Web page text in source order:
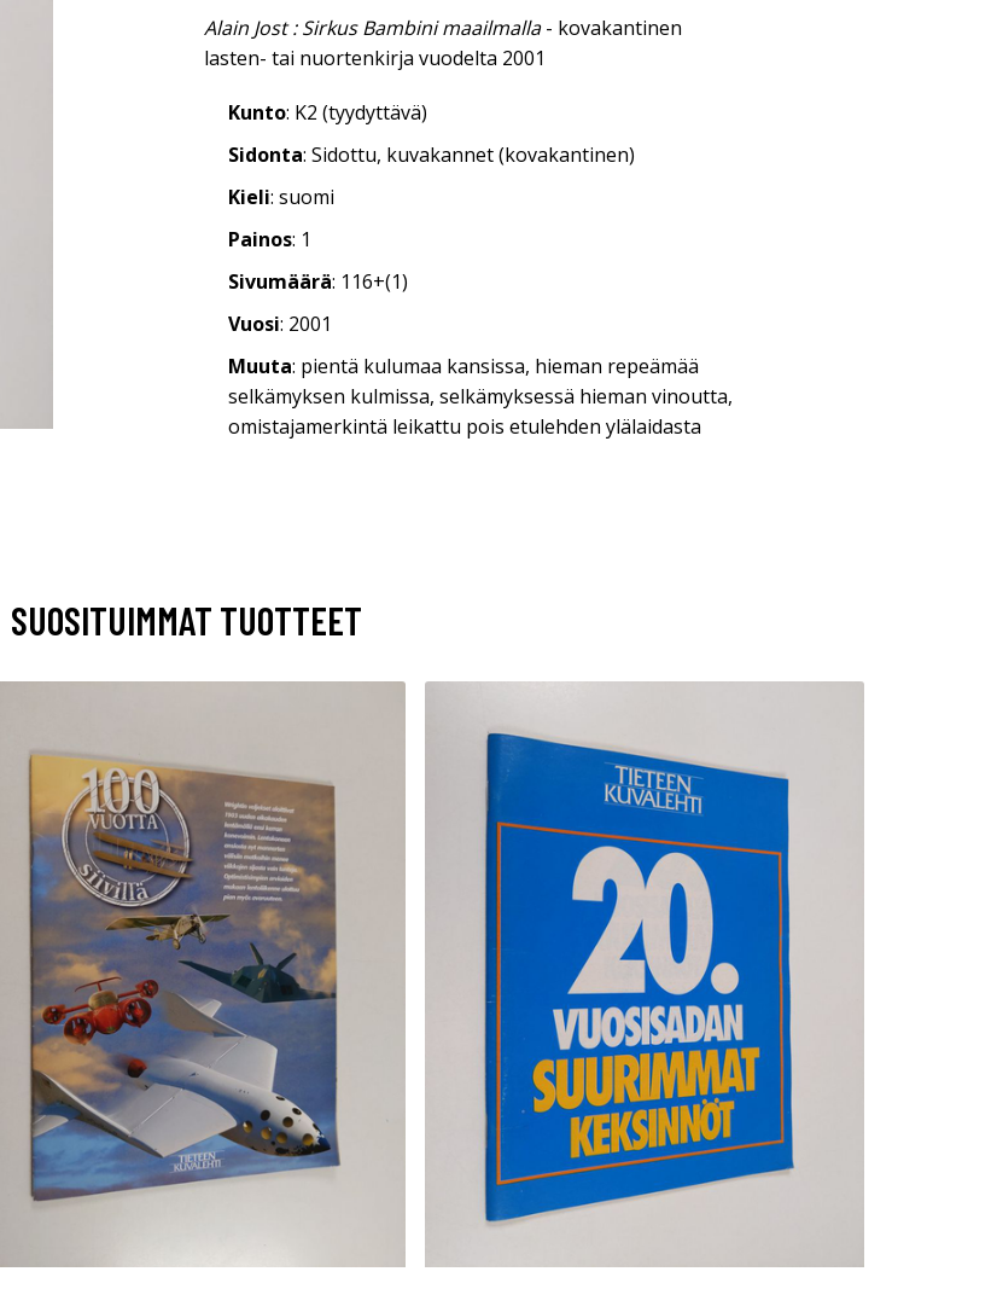
Alain Jost : Sirkus Bambini maailmalla- kovakantinen
lasten- tai nuortenkirja vuodelta 2001
Kunto: K2 (tyydyttävä)
Sidonta: Sidottu, kuvakannet (kovakantinen)
Kieli: suomi
Painos: 1
Sivumäärä: 116+(1)
Vuosi: 2001
Muuta: pientä kulumaa kansissa, hieman repeämää
selkämyksen kulmissa, selkämyksessä hieman vinoutta,
omistajamerkintä leikattu pois etulehden ylälaidasta
SUOSITUIMMAT TUOTTEET